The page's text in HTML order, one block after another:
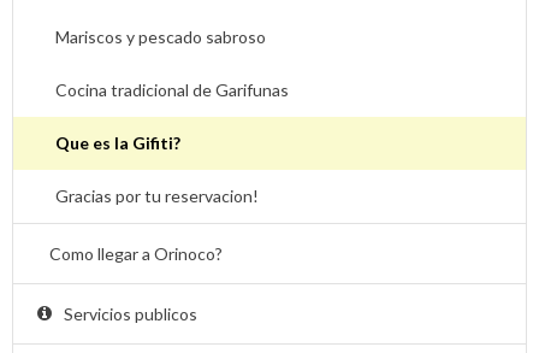
Mariscos y pescado sabroso
Cocina tradicional de Garifunas
Que es la Gifiti?
Gracias por tu reservacion!
Como llegar a Orinoco?
Servicios publicos